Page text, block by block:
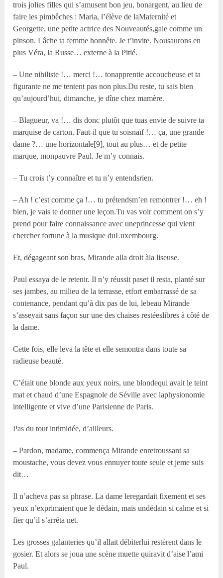
trois jolies filles qui s’amusent bon jeu, bonargent, au lieu de
faire les pimbêches : Maria, l’élève de laMaternité et
Georgette, une petite actrice des Nouveautés,gaie comme un
pinson. Lâche ta femme honnête. Je t’invite. Nousaurons en
plus Véra, la Russe… externe à la Pitié.
– Une nihiliste !… merci !… tonapprentie accoucheuse et ta
figurante ne me tentent pas non plus.Du reste, tu sais bien
qu’aujourd’hui, dimanche, je dîne chez mamère.
– Blagueur, va !… dis donc plutôt que tuas envie de suivre ta
marquise de carton. Faut-il que tu soisnaïf !… ça, une grande
dame ?… une horizontale[9], tout au plus… et de petite
marque, monpauvre Paul. Je m’y connais.
– Tu crois t’y connaître et tu n’y entendsrien.
– Ah ! c’est comme ça !… tu prétendsm’en remontrer !… eh !
bien, je vais te donner une leçon.Tu vas voir comment on s’y
prend pour faire connaissance avec uneprincesse qui vient
chercher fortune à la musique duLuxembourg.
Et, dégageant son bras, Mirande alla droit àla liseuse.
Paul essaya de le retenir. Il n’y réussit paset il resta, planté sur
ses jambes, au milieu de la terrasse, etfort embarrassé de sa
contenance, pendant qu’à dix pas de lui, lebeau Mirande
s’asseyait sans façon sur une des chaises restéeslibres à côté de
la dame.
Cette fois, elle leva la tête et elle semontra dans toute sa
radieuse beauté.
C’était une blonde aux yeux noirs, une blondequi avait le teint
mat et chaud d’une Espagnole de Séville avec laphysionomie
intelligente et vive d’une Parisienne de Paris.
Pas du tout intimidée, d’ailleurs.
– Pardon, madame, commença Mirande enretroussant sa
moustache, vous devez vous ennuyer toute seule et jeme suis
dit…
Il n’acheva pas sa phrase. La dame leregardait fixement et ses
yeux n’exprimaient que le dédain, mais undédain si calme et si
fier qu’il s’arrêta net.
Les grosses galanteries qu’il allait débiterlui restèrent dans le
gosier. Et alors se joua une scène muette quiravit d’aise l’ami
Paul.